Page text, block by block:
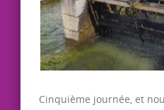
Cinquième journée, et